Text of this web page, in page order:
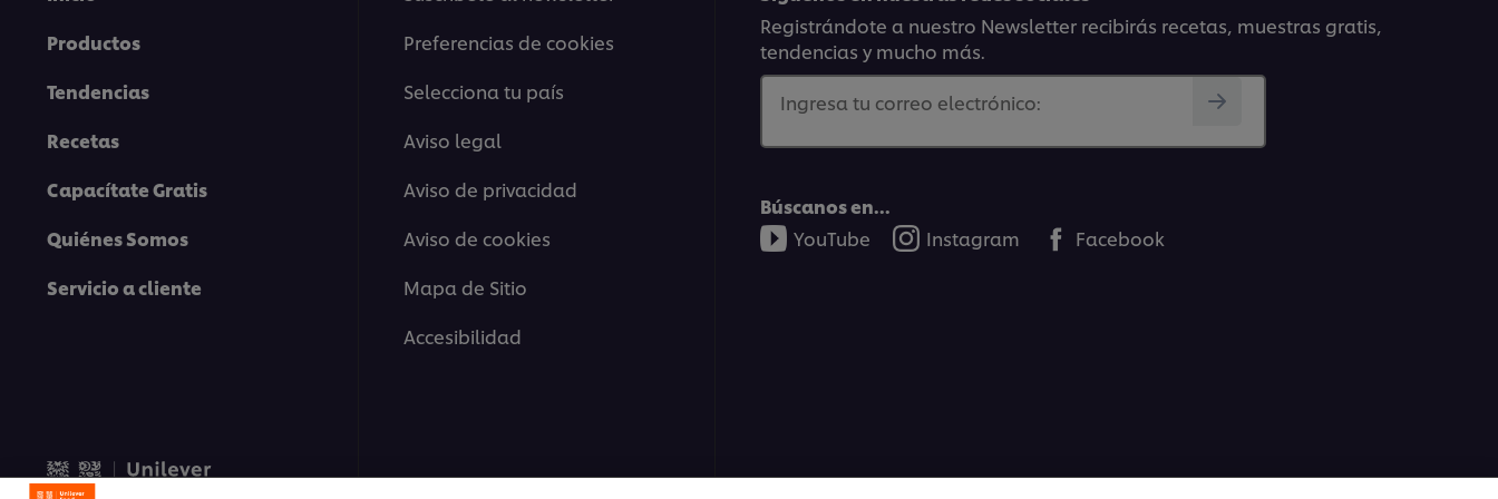
Productos
Tendencias
Recetas
Capacítate Gratis
Quiénes Somos
Servicio a cliente
Preferencias de cookies
Selecciona tu país
Aviso legal
Aviso de privacidad
Aviso de cookies
Mapa de Sitio
Accesibilidad
Registrándote a nuestro Newsletter recibirás recetas, muestras gratis,
tendencias y mucho más.
Ingresa tu correo electrónico:
Búscanos en...
YouTube
Instagram Facebook